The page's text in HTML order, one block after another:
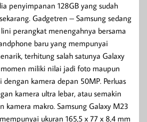
penyimpanan 128GB yang sudah
Gadgetren – Samsung sedang
perangkat menengahnya bersama
baru yang mempunyai
terhitung salah satunya Galaxy
miliki nilai jadi foto maupun
kamera depan 50MP. Perluas
kamera ultra lebar, atau semakin
kamera makro. Samsung Galaxy M23
ukuran 165,5 x 77 x 8,4 mm